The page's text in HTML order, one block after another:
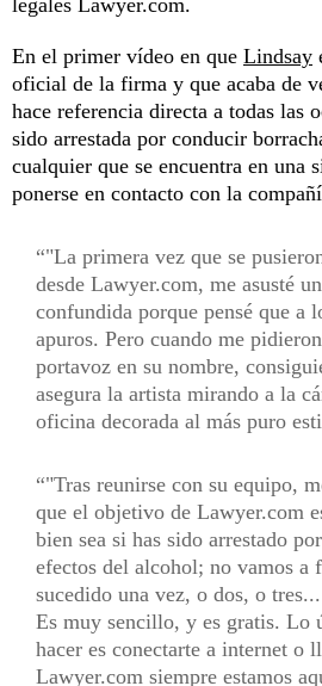
En el primer vídeo en que Lindsay
oficial de la firma y que acaba de
hace referencia directa a todas las
sido arrestada por conducir
cualquier que se encuentra en una
ponerse en contacto con la
"La primera vez que se
desde Lawyer.com, me asusté
confundida porque pensé que a
apuros. Pero cuando me
portavoz en su nombre,
asegura la artista mirando a la
oficina decorada al más puro
"Tras reunirse con su equipo,
que el objetivo de Lawyer.com
bien sea si has sido arrestado
efectos del alcohol; no vamos a
sucedido una vez, o dos, o
Es muy sencillo, y es gratis. Lo
hacer es conectarte a internet o
Lawyer.com siempre estamos